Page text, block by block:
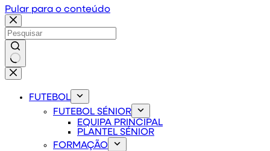
Pular para o conteúdo
Sem
resultados
FUTEBOL
FUTEBOL SÉNIOR
EQUIPA PRINCIPAL
PLANTEL SÉNIOR
FORMAÇÃO